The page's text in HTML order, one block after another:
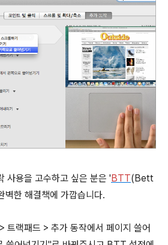
사용을 고수하고 싶은 분은 'BTT(Bett
한 해결책에 가깝습니다.
트랙패드 > 추가 동작에서 페이지 쓸어